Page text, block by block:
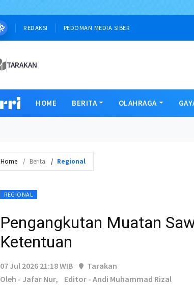
REDAKSI PEDOMAN MEDIA SIBER
TARAKAN
HOME BERITA OLAHRAGA
Home Berita Regional
REGIONAL
Pengangkutan Muatan
Ketentuan
07 Jul 2026 21:18 WIB
Tarakan
Oleh - Jafar Nur,
Editor - Andi Muhammad Rizal